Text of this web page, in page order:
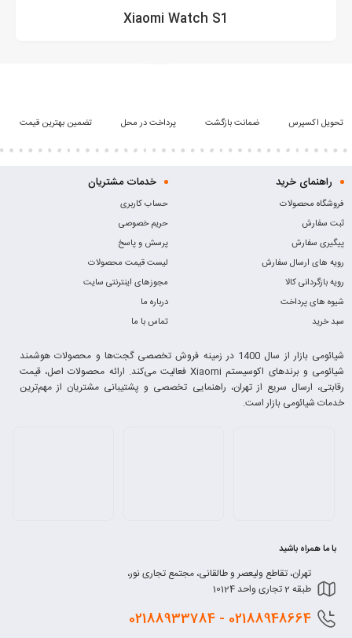
Xiaomi Watch S1
تحویل اکسپرس ضمانت بازگشت پرداخت در محل تضمین بهترین قیمت
راهنمای خرید
فروشگاه محصولات
ثبت سفارش
پیگیری سفارش
رویه های ارسال سفارش
رویه بازگردانی کالا
شیوه های پرداخت
سبد خرید
خدمات مشتریان
حساب کاربری
حریم خصوصی
پرسش و پاسخ
لیست قیمت محصولات
مجوزهای اینترنتی سایت
درباره ما
تماس با ما
شیائومی بازار از سال 1400 در زمینه فروش تخصصی گجت‌ها و محصولات هوشمند
شیائومی و برندهای اکوسیستم Xiaomi فعالیت می‌کند. ارائه محصولات اصل، قیمت
رقابتی، ارسال سریع از تهران، راهنمایی تخصصی و پشتیبانی مشتریان از مهم‌ترین
خدمات شیائومی بازار است.
با ما همراه باشید
تهران، تقاطع ولیعصر و طالقانی، مجتمع تجاری نور،
طبقه 2 تجاری واحد 10124
02188948664 - 02188933784